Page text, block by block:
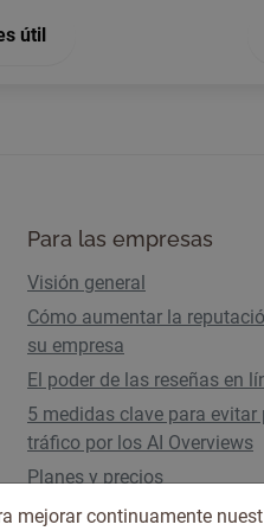
útil
Para las empresas
Visión general
Cómo aumentar la
su empresa
El poder de las reseñas en
5 medidas clave para evitar
tráfico por los AI Overviews
Planes y precios
mejorar continuamente